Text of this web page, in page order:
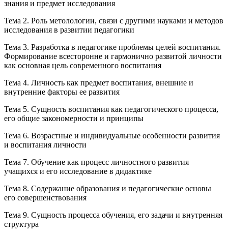
знания и предмет исследования
Тема 2. Роль метолологии, связи с другими науками и методов
исследования в развитии педагогики
Тема 3. Разработка в педагогике проблемы целей воспитания.
Формирование всесторонне и гармонично развитой личности
как основная цель современного воспитания
Тема 4. Личность как предмет воспитания, внешние и
внутренние факторы ее развития
Тема 5. Сущность воспитания как педагогического процесса,
его общие закономерности и принципы
Тема 6. Возрастные и индивидуальные особенности развития
и воспитания личности
Тема 7. Обучение как процесс личностного развития
учащихся и его исследование в дидактике
Тема 8. Содержание образования и педагогические основы
его совершенствования
Тема 9. Сущность процесса обучения, его задачи и внутренняя
структура